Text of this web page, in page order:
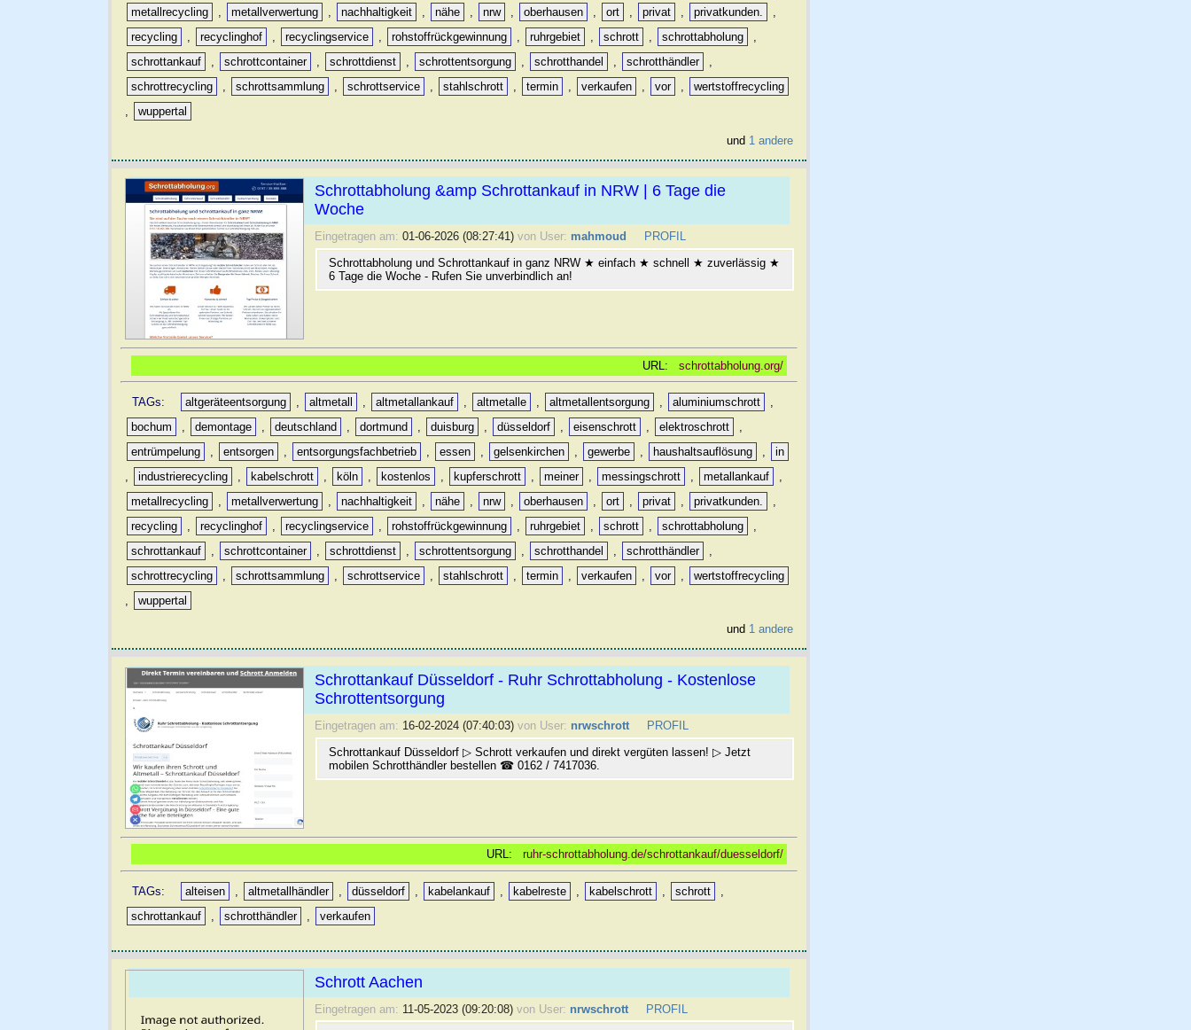
metallrecycling
, metallverwertung , nachhaltigkeit , nähe , nrw , oberhausen , ort , privat , privatkunden.
,
recycling
, recyclinghof , recyclingservice , rohstoffrückgewinnung , ruhrgebiet , schrott , schrottabholung
,
schrottankauf
, schrottcontainer , schrottdienst , schrottentsorgung , schrotthandel , schrotthändler
,
schrottrecycling
, schrottsammlung , schrottservice , stahlschrott , termin , verkaufen , vor ,
wertstoffrecycling
,
wuppertal
und 1 andere
Schrottabholung &amp Schrottankauf in NRW | 6 Tage die
Woche
Eingetragen am: 01-06-2026 (08:27:41) von User: mahmoud
PROFIL
Schrottabholung und Schrottankauf in ganz NRW ★ einfach ★ schnell ★ zuverlässig ★
6 Tage die Woche - Rufen Sie unverbindlich an!
URL: schrottabholung.org/
TAGs: altgeräteentsorgung altmetall altmetallankauf altmetalle altmetallentsorgung aluminiumschrott
bochum
demontage deutschland dortmund duisburg düsseldorf eisenschrott elektroschrott
entrümpelung
entsorgen entsorgungsfachbetrieb essen gelsenkirchen gewerbe haushaltsauflösung
in
industrierecycling kabelschrott köln kostenlos kupferschrott meiner messingschrott metallankauf
metallrecycling
metallverwertung nachhaltigkeit nähe nrw oberhausen ort privat privatkunden.
recycling
recyclinghof recyclingservice rohstoffrückgewinnung ruhrgebiet schrott schrottabholung
schrottankauf
schrottcontainer schrottdienst schrottentsorgung schrotthandel schrotthändler
schrottrecycling
schrottsammlung schrottservice stahlschrott termin verkaufen vor
wertstoffrecycling
wuppertal
und 1 andere
Schrottankauf Düsseldorf - Ruhr Schrottabholung - Kostenlose
Schrottentsorgung
Eingetragen am: 16-02-2024 (07:40:03) von User: nrwschrott
PROFIL
Schrottankauf Düsseldorf ▷ Schrott verkaufen und direkt vergüten lassen! ▷ Jetzt
mobilen Schrotthändler bestellen ☎ 0162 / 7417036.
URL: ruhr-schrottabholung.de/schrottankauf/duesseldorf/
TAGs: alteisen altmetallhändler düsseldorf kabelankauf kabelreste kabelschrott schrott
schrottankauf
schrotthändler verkaufen
Schrott Aachen
Eingetragen am: 11-05-2023 (09:20:08) von User: nrwschrott
PROFIL